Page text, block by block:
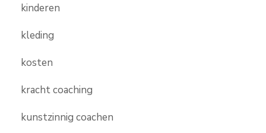
kinderen
kleding
kosten
kracht coaching
kunstzinnig coachen